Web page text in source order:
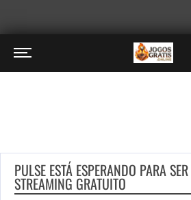
PULSE ESTÁ ESPERANDO PARA
STREAMING GRATUITO